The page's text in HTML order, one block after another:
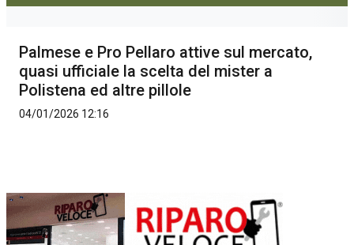
Palmese e Pro Pellaro attive sul mercato,
quasi ufficiale la scelta del mister a
Polistena ed altre pillole
04/01/2026 12:16